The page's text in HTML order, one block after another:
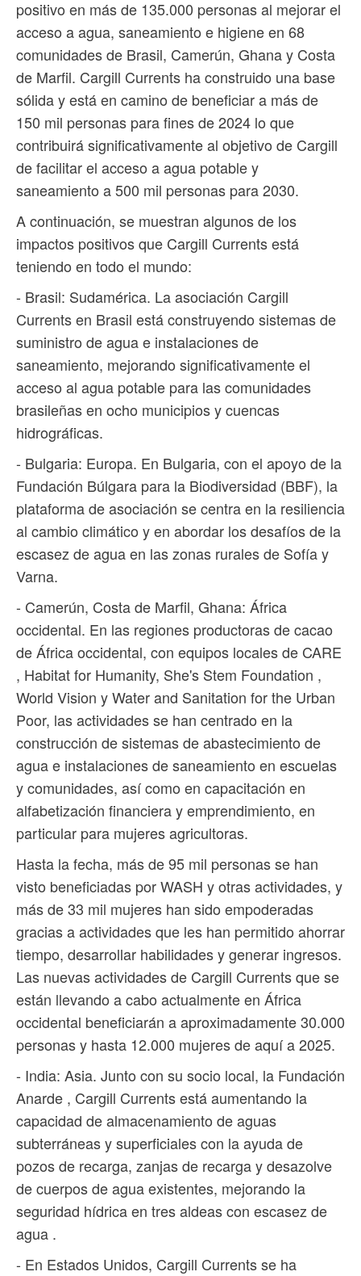
positivo en más de 135.000 personas al mejorar el
acceso a agua, saneamiento e higiene en 68
comunidades de Brasil, Camerún, Ghana y Costa
de Marfil. Cargill Currents ha construido una base
sólida y está en camino de beneficiar a más de
150 mil personas para fines de 2024 lo que
contribuirá significativamente al objetivo de Cargill
de facilitar el acceso a agua potable y
saneamiento a 500 mil personas para 2030.
A continuación, se muestran algunos de los
impactos positivos que Cargill Currents está
teniendo en todo el mundo:
- Brasil: Sudamérica. La asociación Cargill
Currents en Brasil está construyendo sistemas de
suministro de agua e instalaciones de
saneamiento, mejorando significativamente el
acceso al agua potable para las comunidades
brasileñas en ocho municipios y cuencas
hidrográficas.
- Bulgaria: Europa. En Bulgaria, con el apoyo de la
Fundación Búlgara para la Biodiversidad (BBF), la
plataforma de asociación se centra en la resiliencia
al cambio climático y en abordar los desafíos de la
escasez de agua en las zonas rurales de Sofía y
Varna.
- Camerún, Costa de Marfil, Ghana: África
occidental. En las regiones productoras de cacao
de África occidental, con equipos locales de CARE
, Habitat for Humanity, She's Stem Foundation ,
World Vision y Water and Sanitation for the Urban
Poor, las actividades se han centrado en la
construcción de sistemas de abastecimiento de
agua e instalaciones de saneamiento en escuelas
y comunidades, así como en capacitación en
alfabetización financiera y emprendimiento, en
particular para mujeres agricultoras.
Hasta la fecha, más de 95 mil personas se han
visto beneficiadas por WASH y otras actividades, y
más de 33 mil mujeres han sido empoderadas
gracias a actividades que les han permitido ahorrar
tiempo, desarrollar habilidades y generar ingresos.
Las nuevas actividades de Cargill Currents que se
están llevando a cabo actualmente en África
occidental beneficiarán a aproximadamente 30.000
personas y hasta 12.000 mujeres de aquí a 2025.
- India: Asia. Junto con su socio local, la Fundación
Anarde , Cargill Currents está aumentando la
capacidad de almacenamiento de aguas
subterráneas y superficiales con la ayuda de
pozos de recarga, zanjas de recarga y desazolve
de cuerpos de agua existentes, mejorando la
seguridad hídrica en tres aldeas con escasez de
agua .
- En Estados Unidos, Cargill Currents se ha